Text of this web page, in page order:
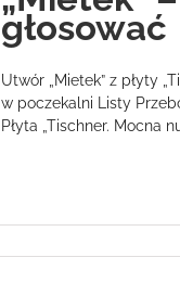
głosować
Utwór „Mietek” z płyty
w poczekalni Listy
Płyta „Tischner. Mocna